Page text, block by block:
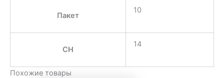
Пакет
10
CH
14
Похожие товары